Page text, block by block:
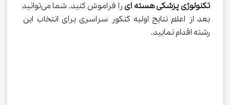
تکنولوژی پزشکی هسته ای
را فراموش کنید. شما می‌توانید
بعد از اعلام نتایج اولیه کنکور سراسری برای انتخاب این
رشته اقدام نمایید.